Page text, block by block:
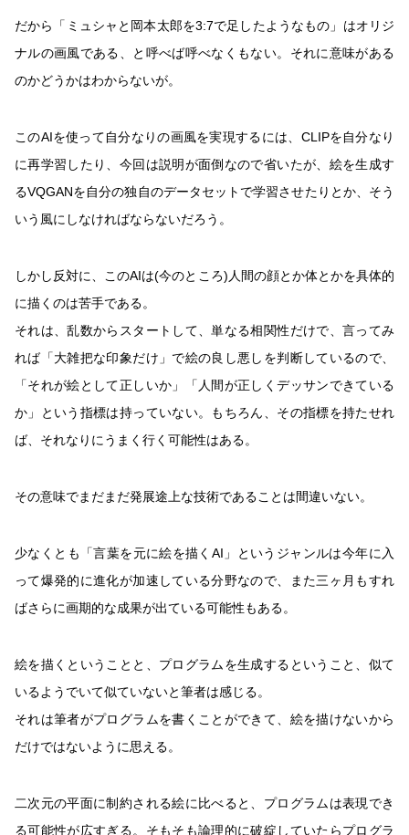
だから「ミュシャと岡本太郎を3:7で足したようなもの」はオリジ
ナルの画風である、と呼べば呼べなくもない。それに意味がある
のかどうかはわからないが。
このAIを使って自分なりの画風を実現するには、CLIPを自分なり
に再学習したり、今回は説明が面倒なので省いたが、絵を生成す
るVQGANを自分の独自のデータセットで学習させたりとか、そう
いう風にしなければならないだろう。
しかし反対に、このAIは(今のところ)人間の顔とか体とかを具体的
に描くのは苦手である。
それは、乱数からスタートして、単なる相関性だけで、言ってみ
れば「大雑把な印象だけ」で絵の良し悪しを判断しているので、
「それが絵として正しいか」「人間が正しくデッサンできている
か」という指標は持っていない。もちろん、その指標を持たせれ
ば、それなりにうまく行く可能性はある。
その意味でまだまだ発展途上な技術であることは間違いない。
少なくとも「言葉を元に絵を描くAI」というジャンルは今年に入
って爆発的に進化が加速している分野なので、また三ヶ月もすれ
ばさらに画期的な成果が出ている可能性もある。
絵を描くということと、プログラムを生成するということ、似て
いるようでいて似ていないと筆者は感じる。
それは筆者がプログラムを書くことができて、絵を描けないから
だけではないように思える。
二次元の平面に制約される絵に比べると、プログラムは表現でき
る可能性が広すぎる。そもそも論理的に破綻していたらプログラ